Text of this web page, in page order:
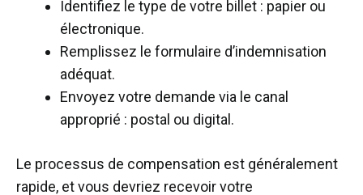
Identifiez le type de votre billet : papier ou
électronique.
Remplissez le formulaire d’indemnisation
adéquat.
Envoyez votre demande via le canal
approprié : postal ou digital.
Le processus de compensation est généralement
rapide, et vous devriez recevoir votre